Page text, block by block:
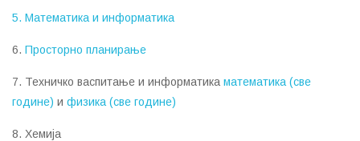
5. Математика и информатика
6. Просторно планирање
7. Техничко васпитање и информатика математика (све
године) и физика (све године)
8. Хемија